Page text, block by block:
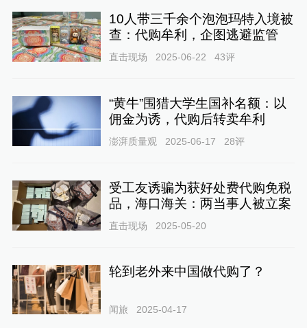
10人带三千余个泡泡玛特入境被
查：代购牟利，企图逃避监管
直击现场 2025-06-22 43评
“黄牛”围猎大学生国补名额：以
佣金为诱，代购后转卖牟利
澎湃质量观 2025-06-17 28评
受工友诱骗为获好处费代购免税
品，海口海关：两当事人被立案
直击现场 2025-05-20
轮到老外来中国做代购了？
闻旅 2025-04-17